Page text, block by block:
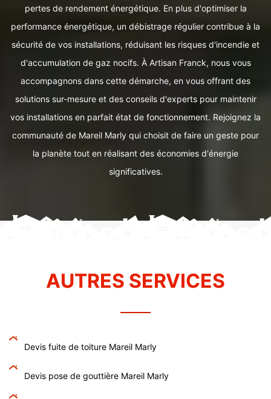
pertes de rendement énergétique. En plus d'optimiser la
performance énergétique, un débistrage régulier contribue à la
sécurité de vos installations, réduisant les risques d'incendie et
d'accumulation de gaz nocifs. À Artisan Franck, nous vous
accompagnons dans cette démarche, en vous offrant des
solutions sur-mesure et des conseils d'experts pour maintenir
vos installations en parfait état de fonctionnement. Rejoignez la
communauté de Mareil Marly qui choisit de faire un geste pour
la planète tout en réalisant des économies d'énergie
significatives.
AUTRES SERVICES
Devis fuite de toiture Mareil Marly
Devis pose de gouttière Mareil Marly